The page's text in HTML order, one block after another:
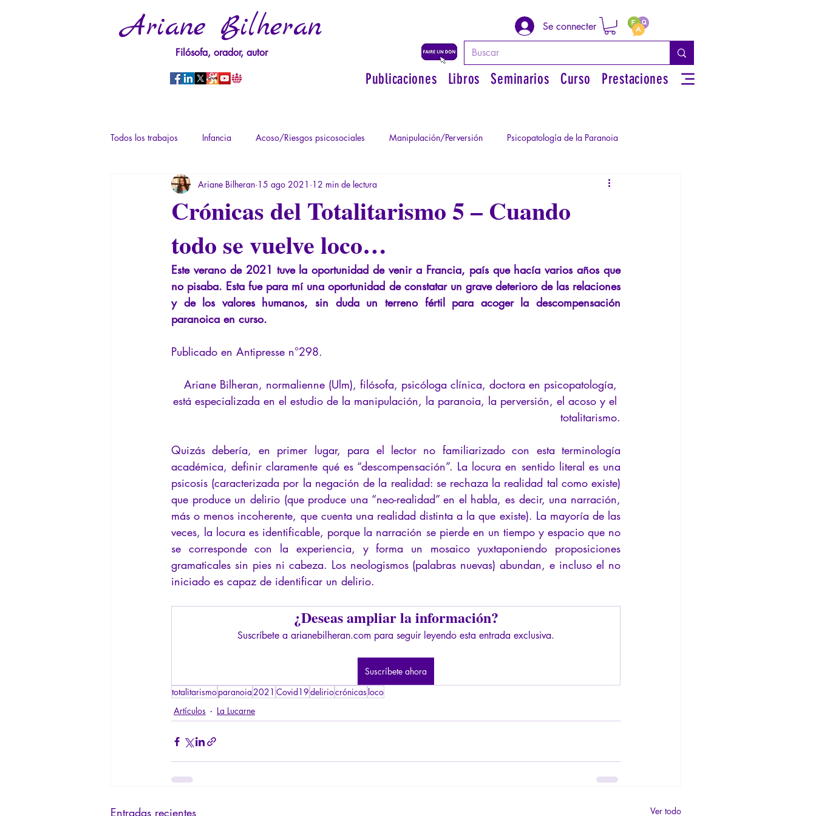
Ariane Bilheran
Filósofa, orador, autor
Se connecter
Publicaciones Libros Seminarios Curso Prestaciones
Todos los trabajos Infancia Acoso/Riesgos psicosociales Manipulación/Perversión Psicopatología de la Paranoia
Psicopatología del Poder Traumatismo Psicopatología de la Autoridad
Derechos sexuales/Educación sexual Psicopatología del Totalitarismo
Filosofando por los mitos griegos La Licorne La Lucarne Artículos Entrevistas Recensión Conferencia
Crónicas del Totalitarismo 5 – Cuando
todo se vuelve loco…
Ariane Bilheran 15 ago 2021 12 min de lectura
Este verano de 2021 tuve la oportunidad de venir a Francia, país que hacía varios años que
no pisaba. Esta fue para mí una oportunidad de constatar un grave deterioro de las relaciones
y de los valores humanos, sin duda un terreno fértil para acoger la descompensación
paranoica en curso.
Publicado en Antipresse n°298.
Ariane Bilheran, normalienne (Ulm), filósofa, psicóloga clínica, doctora en psicopatología,
está especializada en el estudio de la manipulación, la paranoia, la perversión, el acoso y el
totalitarismo.
Quizás debería, en primer lugar, para el lector no familiarizado con esta terminología
académica, definir claramente qué es “descompensación”. La locura en sentido literal es una
psicosis (caracterizada por la negación de la realidad: se rechaza la realidad tal como existe)
que produce un delirio (que produce una “neo-realidad” en el habla, es decir, una narración,
más o menos incoherente, que cuenta una realidad distinta a la que existe). La mayoría de las
veces, la locura es identificable, porque la narración se pierde en un tiempo y espacio que no
se corresponde con la experiencia, y forma un mosaico yuxtaponiendo proposiciones
gramaticales sin pies ni cabeza. Los neologismos (palabras nuevas) abundan, e incluso el no
iniciado es capaz de identificar un delirio.
¿Deseas ampliar la información?
Suscríbete a arianebilheran.com para seguir leyendo esta entrada exclusiva.
Suscríbete ahora
totalitarismoparanoia2021 Covid19deliriocrónicas loco
Artículos
La Lucarne
Entradas recientes Ver todo